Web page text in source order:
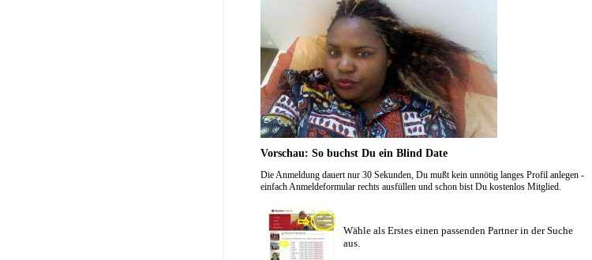
Vorschau: So buchst Du ein Blind Date
Die Anmeldung dauert nur 30 Sekunden, Du mußt kein unnötig langes Profil anlegen -
einfach Anmeldeformular rechts ausfüllen und schon bist Du kostenlos Mitglied.
Wähle als Erstes einen passenden Partner in der Suche
aus.